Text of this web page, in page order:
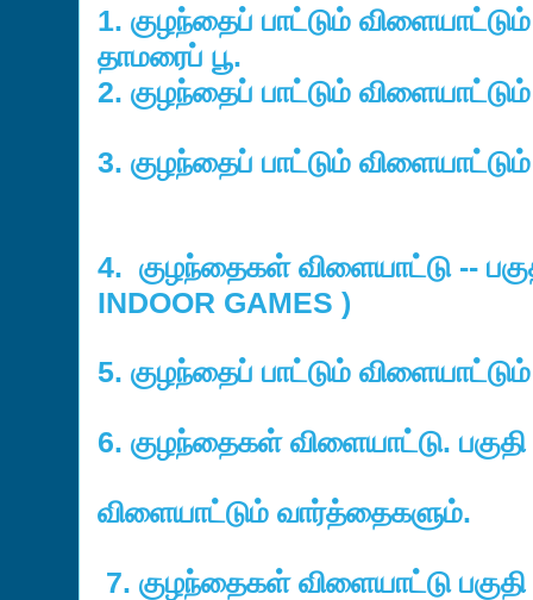
1. குழந்தைப் பாட்டும் விளையாட்டும்
தாமரைப் பூ.
2. குழந்தைப் பாட்டும்
3. குழந்தைப் பாட்டும்
4. குழந்தைகள் விளையாட்டு --
INDOOR GAMES )
5. குழந்தைப் பாட்டும்
6. குழந்தைகள் விளையாட்டு.
விளையாட்டும் வார்த்தைகளும்.
7. குழந்தைகள் விளையாட்டு பகுதி